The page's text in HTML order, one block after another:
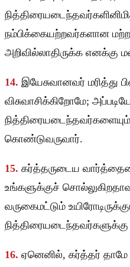
நம்பிக்கையற்றவர்களான
அறிவில்லாதிருக்க எனக்கு
14. இயேசுவானவர் மரித்து
விசுவாசிக்கிறோமே;
கொண்டுவருவார்.
15. கர்த்தருடைய
உங்களுக்குச்
வருகைமட்டும்
16. ஏனெனில், கர்த்தர்